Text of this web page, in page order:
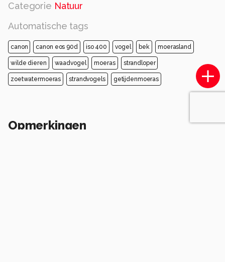
Categorie Natuur
Automatische tags
canon canon eos 90d iso 400 vogel bek moerasland
wilde dieren waadvogel moeras strandloper
zoetwatermoeras strandvogels getijdenmoeras
Opmerkingen